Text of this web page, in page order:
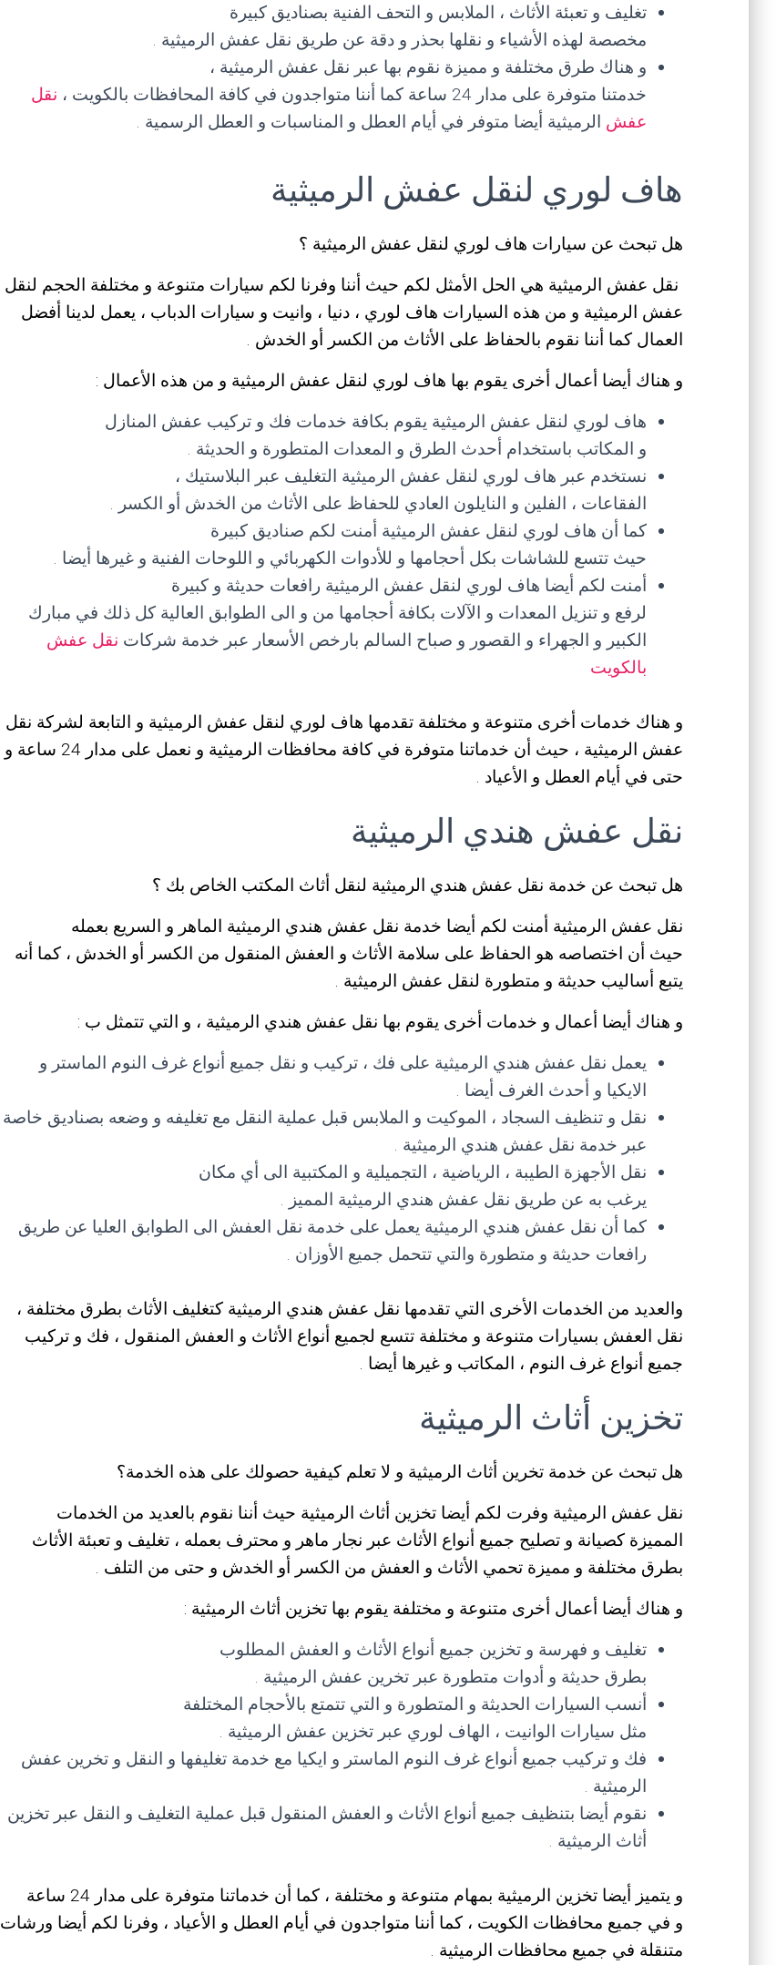
تغليف و تعبئة الأثاث ، الملابس و التحف الفنية بصناديق كبيرة
مخصصة لهذه الأشياء و نقلها بحذر و دقة عن طريق نقل عفش الرميثية .
و هناك طرق مختلفة و مميزة نقوم بها عبر نقل عفش الرميثية ،
خدمتنا متوفرة على مدار 24 ساعة كما أننا متواجدون في كافة المحافظات بالكويت ،
نقل
عفش الرميثية أيضا متوفر في أيام العطل و المناسبات و العطل الرسمية .
هاف لوري لنقل عفش الرميثية
هل تبحث عن سيارات هاف لوري لنقل عفش الرميثية ؟
نقل عفش الرميثية هي الحل الأمثل لكم حيث أننا وفرنا لكم سيارات متنوعة و مختلفة الحجم لنقل
عفش الرميثية و من هذه السيارات هاف لوري ، دنيا ، وانيت و سيارات الدباب ، يعمل لدينا أفضل
العمال كما أننا نقوم بالحفاظ على الأثاث من الكسر أو الخدش .
و هناك أيضا أعمال أخرى يقوم بها هاف لوري لنقل عفش الرميثية و من هذه الأعمال :
هاف لوري لنقل عفش الرميثية يقوم بكافة خدمات فك و تركيب عفش المنازل
و المكاتب باستخدام أحدث الطرق و المعدات المتطورة و الحديثة .
نستخدم عبر هاف لوري لنقل عفش الرميثية التغليف عبر البلاستيك ،
الفقاعات ، الفلين و النايلون العادي للحفاظ على الأثاث من الخدش أو الكسر .
كما أن هاف لوري لنقل عفش الرميثية أمنت لكم صناديق كبيرة
حيث تتسع للشاشات بكل أحجامها و للأدوات الكهربائي و اللوحات الفنية و غيرها أيضا .
أمنت لكم أيضا هاف لوري لنقل عفش الرميثية رافعات حديثة و كبيرة
لرفع و تنزيل المعدات و الآلات بكافة أحجامها من و الى الطوابق العالية كل ذلك في مبارك
الكبير و الجهراء و القصور و صباح السالم بارخص الأسعار عبر خدمة شركات نقل عفش
بالكويت
و هناك خدمات أخرى متنوعة و مختلفة تقدمها هاف لوري لنقل عفش الرميثية و التابعة لشركة نقل
عفش الرميثية ، حيث أن خدماتنا متوفرة في كافة محافظات الرميثية و نعمل على مدار 24 ساعة و
حتى في أيام العطل و الأعياد .
نقل عفش هندي الرميثية
هل تبحث عن خدمة نقل عفش هندي الرميثية لنقل أثاث المكتب الخاص بك ؟
نقل عفش الرميثية أمنت لكم أيضا خدمة نقل عفش هندي الرميثية الماهر و السريع بعمله
حيث أن اختصاصه هو الحفاظ على سلامة الأثاث و العفش المنقول من الكسر أو الخدش ، كما أنه
يتبع أساليب حديثة و متطورة لنقل عفش الرميثية .
و هناك أيضا أعمال و خدمات أخرى يقوم بها نقل عفش هندي الرميثية ، و التي تتمثل ب :
يعمل نقل عفش هندي الرميثية على فك ، تركيب و نقل جميع أنواع غرف النوم الماستر و
الايكيا و أحدث الغرف أيضا .
نقل و تنظيف السجاد ، الموكيت و الملابس قبل عملية النقل مع تغليفه و وضعه بصناديق خاصة
عبر خدمة نقل عفش هندي الرميثية .
نقل الأجهزة الطيبة ، الرياضية ، التجميلية و المكتبية الى أي مكان
يرغب به عن طريق نقل عفش هندي الرميثية المميز .
كما أن نقل عفش هندي الرميثية يعمل على خدمة نقل العفش الى الطوابق العليا عن طريق
رافعات حديثة و متطورة والتي تتحمل جميع الأوزان .
والعديد من الخدمات الأخرى التي تقدمها نقل عفش هندي الرميثية كتغليف الأثاث بطرق مختلفة ،
نقل العفش بسيارات متنوعة و مختلفة تتسع لجميع أنواع الأثاث و العفش المنقول ، فك و تركيب
جميع أنواع غرف النوم ، المكاتب و غيرها أيضا .
تخزين أثاث الرميثية
هل تبحث عن خدمة تخرين أثاث الرميثية و لا تعلم كيفية حصولك على هذه الخدمة؟
نقل عفش الرميثية وفرت لكم أيضا تخزين أثاث الرميثية حيث أننا نقوم بالعديد من الخدمات
المميزة كصيانة و تصليح جميع أنواع الأثاث عبر نجار ماهر و محترف بعمله ، تغليف و تعبئة الأثاث
بطرق مختلفة و مميزة تحمي الأثاث و العفش من الكسر أو الخدش و حتى من التلف .
و هناك أيضا أعمال أخرى متنوعة و مختلفة يقوم بها تخزين أثاث الرميثية :
تغليف و فهرسة و تخزين جميع أنواع الأثاث و العفش المطلوب
بطرق حديثة و أدوات متطورة عبر تخرين عفش الرميثية .
أنسب السيارات الحديثة و المتطورة و التي تتمتع بالأحجام المختلفة
مثل سيارات الوانيت ، الهاف لوري عبر تخزين عفش الرميثية .
فك و تركيب جميع أنواع غرف النوم الماستر و ايكيا مع خدمة تغليفها و النقل و تخرين عفش
الرميثية .
نقوم أيضا بتنظيف جميع أنواع الأثاث و العفش المنقول قبل عملية التغليف و النقل عبر تخزين
أثاث الرميثية .
و يتميز أيضا تخزين الرميثية بمهام متنوعة و مختلفة ، كما أن خدماتنا متوفرة على مدار 24 ساعة
و في جميع محافظات الكويت ، كما أننا متواجدون في أيام العطل و الأعياد ، وفرنا لكم أيضا ورشات
متنقلة في جميع محافظات الرميثية .